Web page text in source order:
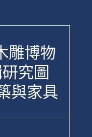
雕博物
究圖
與家具